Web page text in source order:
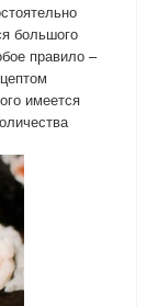
большого
правило –
имеется